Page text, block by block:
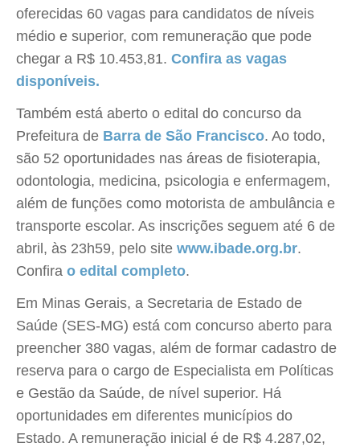
oferecidas 60 vagas para candidatos de níveis
médio e superior, com remuneração que pode
chegar a R$ 10.453,81. Confira as vagas
disponíveis.
Também está aberto o edital do concurso da
Prefeitura de Barra de São Francisco. Ao todo,
são 52 oportunidades nas áreas de fisioterapia,
odontologia, medicina, psicologia e enfermagem,
além de funções como motorista de ambulância e
transporte escolar. As inscrições seguem até 6 de
abril, às 23h59, pelo site www.ibade.org.br.
Confira o edital completo.
Em Minas Gerais, a Secretaria de Estado de
Saúde (SES-MG) está com concurso aberto para
preencher 380 vagas, além de formar cadastro de
reserva para o cargo de Especialista em Políticas
e Gestão da Saúde, de nível superior. Há
oportunidades em diferentes municípios do
Estado. A remuneração inicial é de R$ 4.287,02,